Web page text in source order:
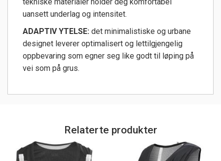
uansett underlag og intensitet.
ADAPTIV YTELSE: det minimalistiske og urbane
designet leverer optimalisert og lettilgjengelig
oppbevaring som egner seg like godt til løping på
vei som på grus.
Relaterte produkter